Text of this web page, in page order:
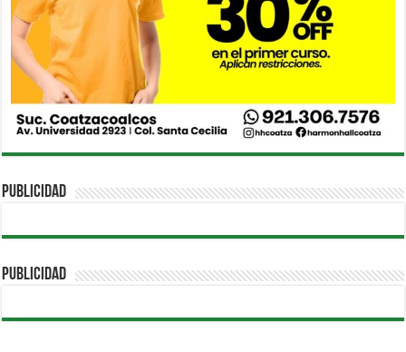
PUBLICIDAD
PUBLICIDAD